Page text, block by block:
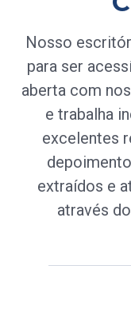
Nosso
para ser
aberta com
e trabalha
excelentes
extraídos e
através do